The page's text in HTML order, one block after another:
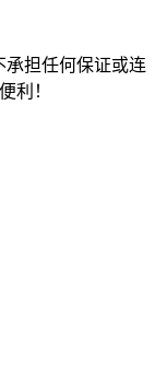
承担任何保证或连
利！